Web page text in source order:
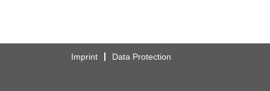
Imprint Data Protection